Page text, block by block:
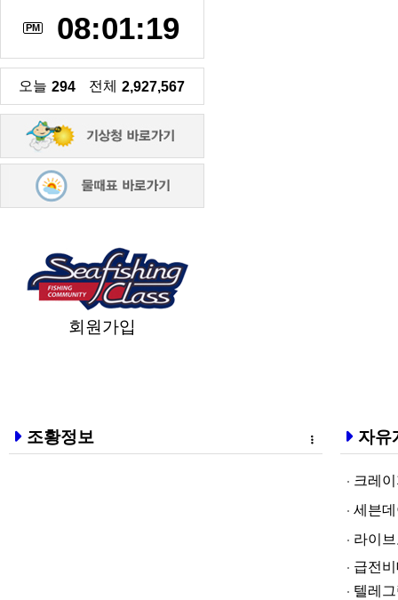
PM 08:01:19
오늘 294 전체 2,927,567
회원가입
조황정보 자유
크레이지
세븐데이
라­이브토­
급전비대면
텔레그램